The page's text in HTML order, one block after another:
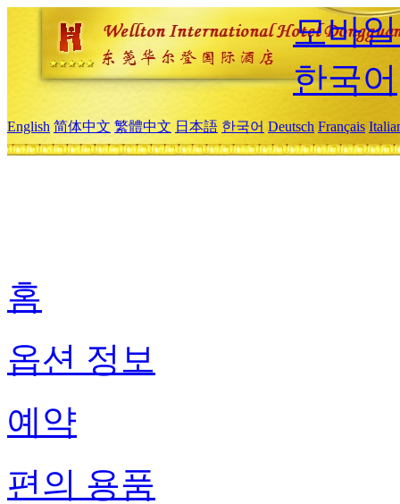
모바
한국어
English 简体中文 繁體中文 日本語 한국어 Deutsch Français
홈
옵션 정보
예약
편의 용품